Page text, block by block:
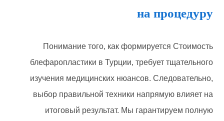
на процедуру
Понимание того, как формируется Стоимость
блефаропластики в Турции, требует тщательного
изучения медицинских нюансов. Следовательно,
выбор правильной техники напрямую влияет на
итоговый результат. Мы гарантируем полную